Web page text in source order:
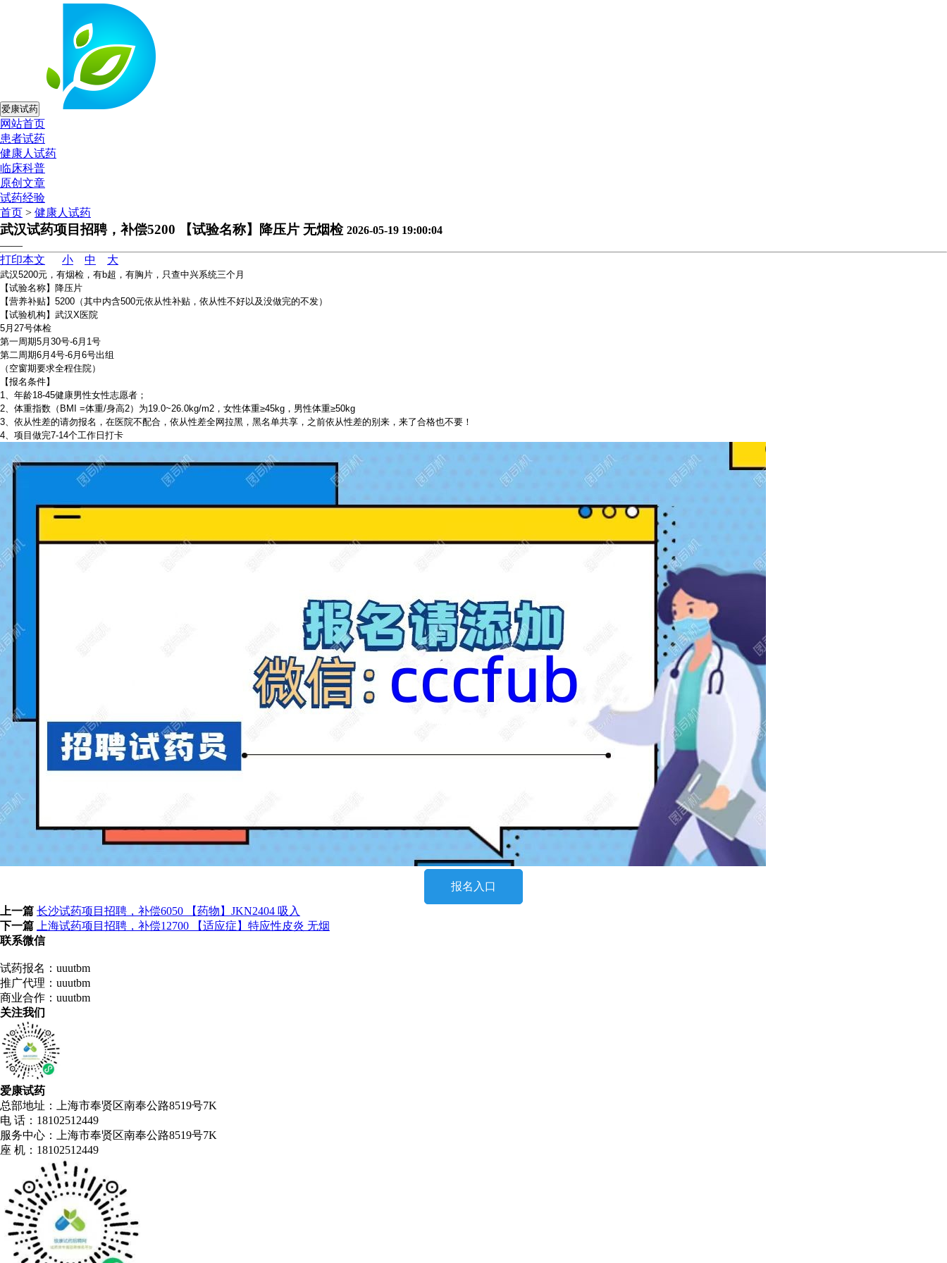
爱康试药
网站首页
患者试药
健康人试药
临床科普
原创文章
试药经验
首页 > 健康人试药
武汉试药项目招聘，补偿5200 【试验名称】降压片 无烟检 2026-05-19 19:00:04
——
打印本文
小 中 大
武汉5200元，有烟检，有b超，有胸片，只查中兴系统三个月
【试验名称】降压片
【营养补贴】5200（其中内含500元依从性补贴，依从性不好以及没做完的不发）
【试验机构】武汉X医院
5月27号体检
第一周期5月30号-6月1号
第二周期6月4号-6月6号出组
（空窗期要求全程住院）
【报名条件】
1、年龄18-45健康男性女性志愿者；
2、体重指数（BMI =体重/身高2）为19.0~26.0kg/m2，女性体重≥45kg，男性体重≥50kg
3、依从性差的请勿报名，在医院不配合，依从性差全网拉黑，黑名单共享，之前依从性差的别来，来了合格也不要！
4、项目做完7-14个工作日打卡
报名入口
上一篇 长沙试药项目招聘，补偿6050 【药物】JKN2404 吸入
下一篇
上海试药项目招聘，补偿12700 【适应症】特应性皮炎 无烟
联系微信
试药报名：uuutbm
推广代理：uuutbm
商业合作：uuutbm
关注我们
爱康试药
总部地址：上海市奉贤区南奉公路8519号7K
电 话：18102512449
服务中心：上海市奉贤区南奉公路8519号7K
座 机：18102512449